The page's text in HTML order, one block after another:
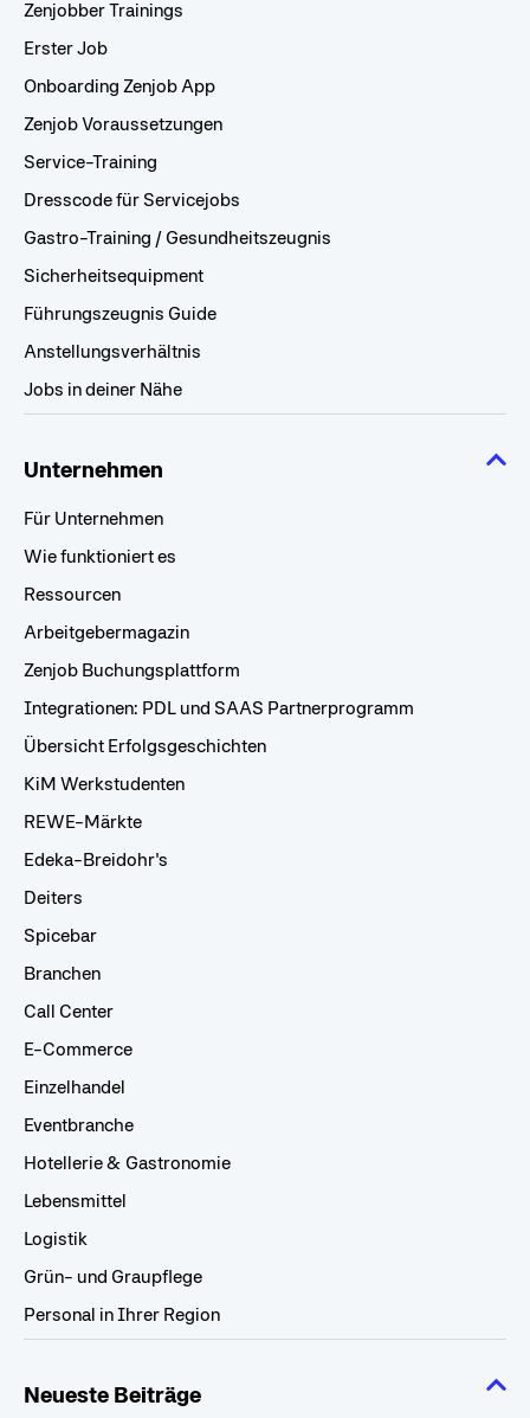
Zenjobber Trainings
Erster Job
Onboarding Zenjob App
Zenjob Voraussetzungen
Service-Training
Dresscode für Servicejobs
Gastro-Training / Gesundheitszeugnis
Sicherheitsequipment
Führungszeugnis Guide
Anstellungsverhältnis
Jobs in deiner Nähe
Unternehmen
Für Unternehmen
Wie funktioniert es
Ressourcen
Arbeitgebermagazin
Zenjob Buchungsplattform
Integrationen: PDL und SAAS Partnerprogramm
Übersicht Erfolgsgeschichten
KiM Werkstudenten
REWE-Märkte
Edeka-Breidohr's
Deiters
Spicebar
Branchen
Call Center
E-Commerce
Einzelhandel
Eventbranche
Hotellerie & Gastronomie
Lebensmittel
Logistik
Grün- und Graupflege
Personal in Ihrer Region
Neueste Beiträge